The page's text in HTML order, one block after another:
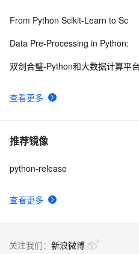
查看更多
From Python Scikit-Learn to Sc
Data Pre-Processing in Python:
双剑合璧-Python和大数据计算平
推荐镜像
查看更多
python-release
关注我们： 新浪微博